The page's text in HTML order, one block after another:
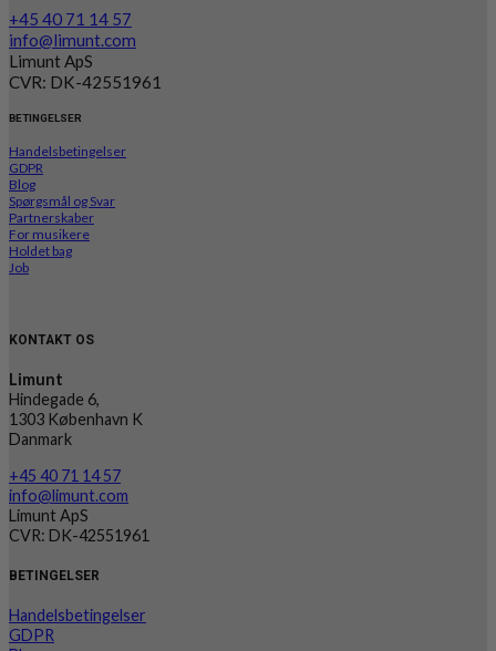
+45 40 71 14 57
info@limunt.com
Limunt ApS
CVR: DK-42551961
BETINGELSER
Handelsbetingelser
GDPR
Blog
Spørgsmål og Svar
Partnerskaber
For musikere
Holdet bag
Job
KONTAKT OS
Limunt
Hindegade 6,
1303 København K
Danmark
+45 40 71 14 57
info@limunt.com
Limunt ApS
CVR: DK-42551961
BETINGELSER
Handelsbetingelser
GDPR